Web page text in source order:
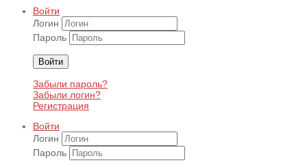
Войти
Логин
Пароль
Войти
Забыли пароль?
Забыли логин?
Регистрация
Войти
Логин
Пароль